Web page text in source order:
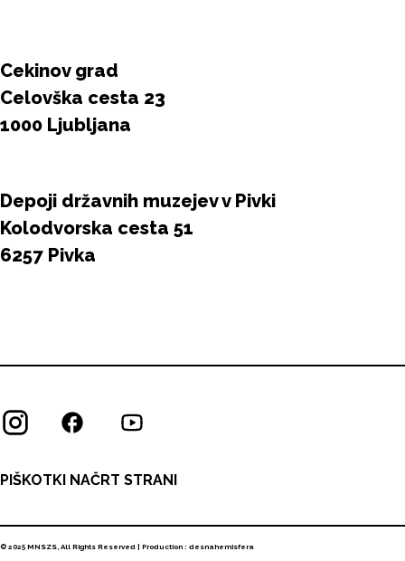
Cekinov grad
Celovška cesta 23
1000 Ljubljana
Depoji državnih muzejev v Pivki
Kolodvorska cesta 51
6257 Pivka
PIŠKOTKI NAČRT STRANI
© 2025 MNSZS, All Rights Reserved | Production : desnahemisfera